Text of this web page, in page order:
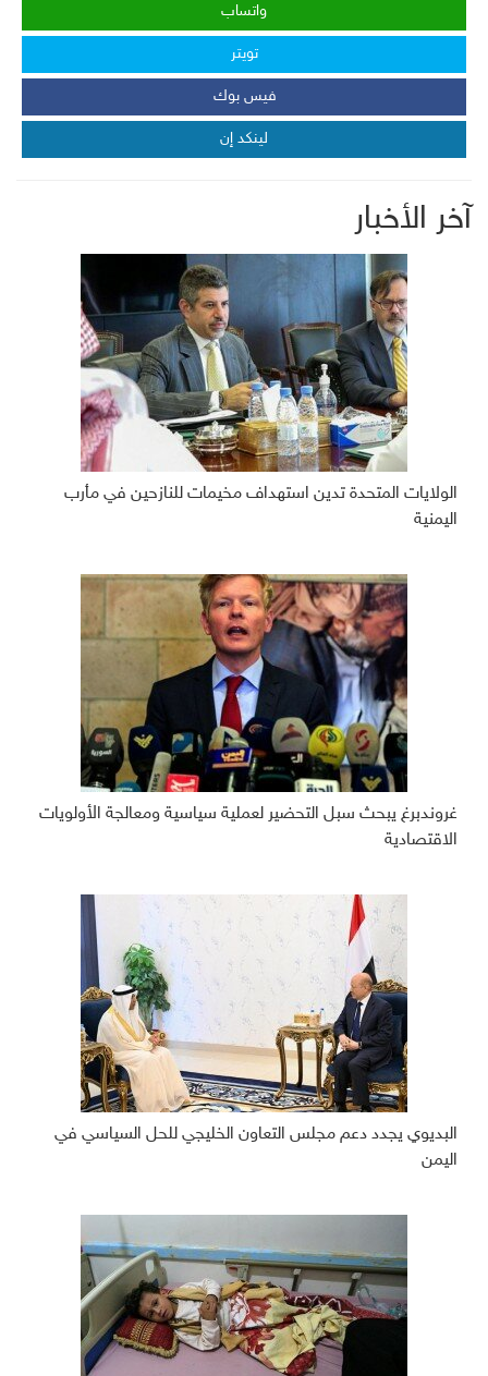
واتساب
تويتر
فيس بوك
لينكد إن
آخر الأخبار
الولايات المتحدة تدين استهداف مخيمات للنازحين في مأرب
اليمنية
غروندبرغ يبحث سبل التحضير لعملية سياسية ومعالجة الأولويات
الاقتصادية
البديوي يجدد دعم مجلس التعاون الخليجي للحل السياسي في
اليمن